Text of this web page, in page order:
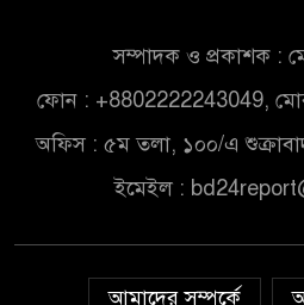
সম্পাদক ও প্রকাশক :
ফোন : +8802222243049,
অফিস : ৫ম তলা, ১০০/এ
ইমেইল :
আমাদের সম্পর্কে